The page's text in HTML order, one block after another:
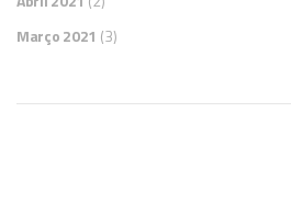
Março 2021 (3)